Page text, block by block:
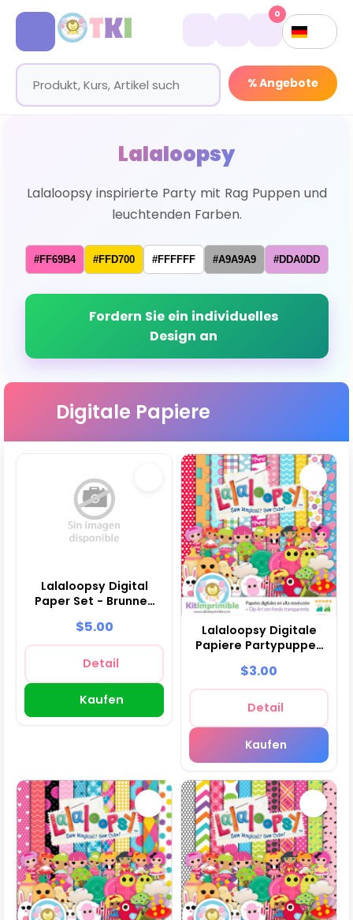
% Angebote
0
Lalaloopsy
Lalaloopsy inspirierte Party mit Rag Puppen und
leuchtenden Farben.
#FF69B4 #FFD700 #FFFFFF #A9A9A9 #DDA0DD
Fordern Sie ein individuelles
Design an
Digitale Papiere
Lalaloopsy Digital
Paper Set - Brunnen
Scrapbooking
$5.00
Detail
Kaufen
Lalaloopsy Digitale
Papiere Partypuppen
$3.00
Detail
Kaufen